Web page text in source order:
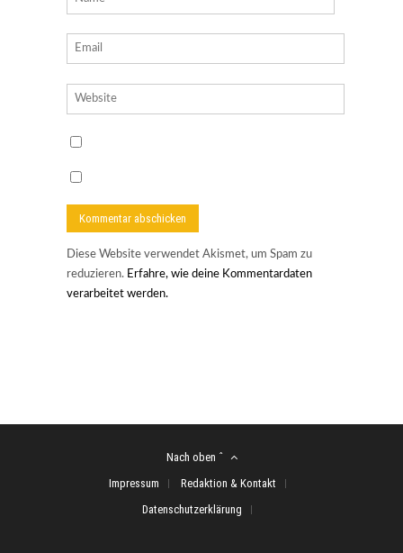
Diese Website verwendet Akismet, um Spam zu
reduzieren. Erfahre, wie deine Kommentardaten
verarbeitet werden.
Nach oben ˆ
Impressum
Redaktion & Kontakt
Datenschutzerklärung